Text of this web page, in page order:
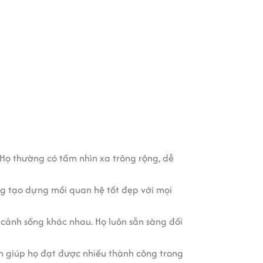
thường có tầm nhìn xa trông rộng, dễ
tạo dựng mối quan hệ tốt đẹp với mọi
sống khác nhau. Họ luôn sẵn sàng đối
giúp họ đạt được nhiều thành công trong